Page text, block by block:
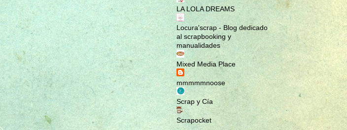
RA MUNDO CREACIONES
RAMUNDOCREACIONES
RECETARIO
REGALA EMOCIONES
REGALOS NAVIDEÑOS
REGALOS ORIGINALES
SCRAP SCRAPBOOK
LA LOLA DREAMS
Locura'scrap - Blog dedicado
al scrapbooking y
manualidades
Mixed Media Place
mmmmmnoose
Scrap y Cía
Scrapocket